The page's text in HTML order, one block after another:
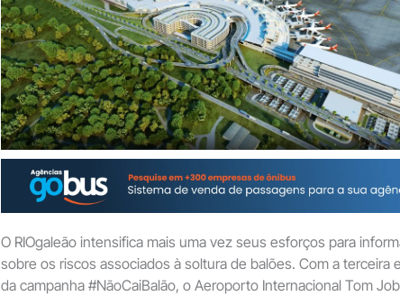
O RIOgaleão intensifica mais uma vez seus esforços para
sobre os riscos associados à soltura de balões. Com a terceira
da campanha #NãoCaiBalão, o Aeroporto Internacional Tom